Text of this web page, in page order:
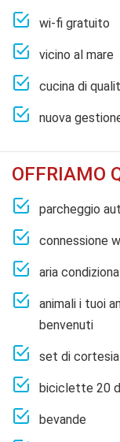
wi-fi gratuito
vicino al mare
cucina di
nuova
OFFRIAMO
parcheggio
connessione
aria
animali i tuoi
benvenuti
set di
biciclette 20
bevande